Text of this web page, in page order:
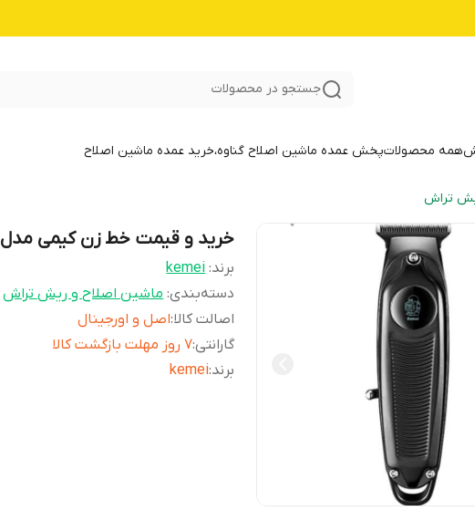
جستجو در محصولات
همه محصولاتپخش عمده ماشین اصلاح گناوه،خرید عمده ماشین اصلاح
تراش
خرید و قیمت خط زن کیمی مدل KM-2289
برند: kemei
دسته‌بندی:ماشین اصلاح و ریش تراش
اصالت کالا:اصل و اورجینال
گارانتی:۷ روز مهلت بازگشت کالا
برند:
kemei